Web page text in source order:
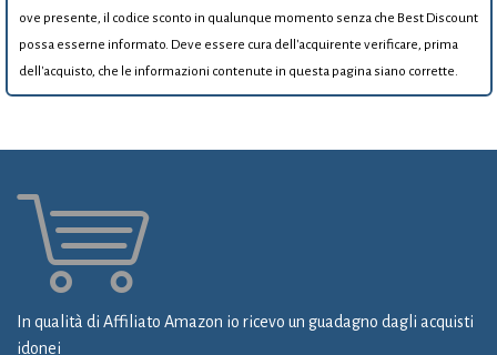
ove presente, il codice sconto in qualunque momento senza che Best Discount
possa esserne informato. Deve essere cura dell'acquirente verificare, prima
dell'acquisto, che le informazioni contenute in questa pagina siano corrette.
In qualità di Affiliato Amazon io ricevo un guadagno dagli acquisti
idonei